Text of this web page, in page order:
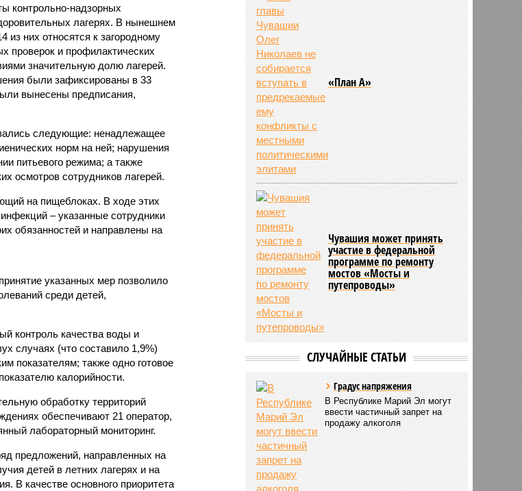
контрольно-надзорных
лагерях. В нынешнем
из них относятся к загородному
проверок и профилактических
значительную долю лагерей.
были зафиксированы в 33
вынесены предписания,
следующие: ненадлежащее
норм на ней; нарушения
питьевого режима; а также
осмотров сотрудников лагерей.
на пищеблоках. В ходе этих
– указанные сотрудники
обязанностей и направлены на
указанных мер позволило
среди детей,
контроль качества воды и
случаях (что составило 1,9%)
показателям; также одно готовое
калорийности.
обработку территорий
обеспечивают 21 оператор,
лабораторный мониторинг.
предложений, направленных на
детей в летних лагерях и на
В качестве основного приоритета
«План А»
Чувашия может принять
участие в федеральной
программе по ремонту
мостов «Мосты и
путепроводы»
СЛУЧАЙНЫЕ СТАТЬИ
Градус напряжения
В Республике Марий Эл могут
ввести частичный запрет на
продажу алкоголя